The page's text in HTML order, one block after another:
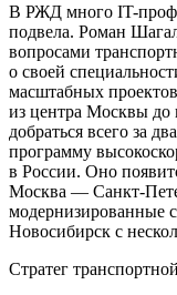
В РЖД много IT-
подвела. Роман
вопросами
о своей
масштабных
из центра Москвы до
добраться всего за
программу
в России. Оно
Москва — Санкт-
модернизированные
Новосибирск с
Стратег